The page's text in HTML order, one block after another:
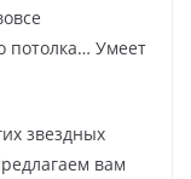
потолка… Умеет
звездных
вам